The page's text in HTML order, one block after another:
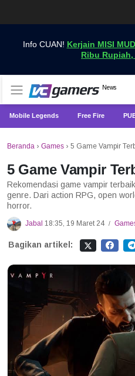
Info CUAN! Kerjain MISI
Ribu
News
Dapatkan
Mobile Legends Free Fire
Beranda › Games › 5 Game Vampir
5 Game Vampir
Rekomendasi game vampir
genre. Dari action RPG, open
horror.
Jabal 18:35, 19 Maret 24 /
Bagikan artikel: